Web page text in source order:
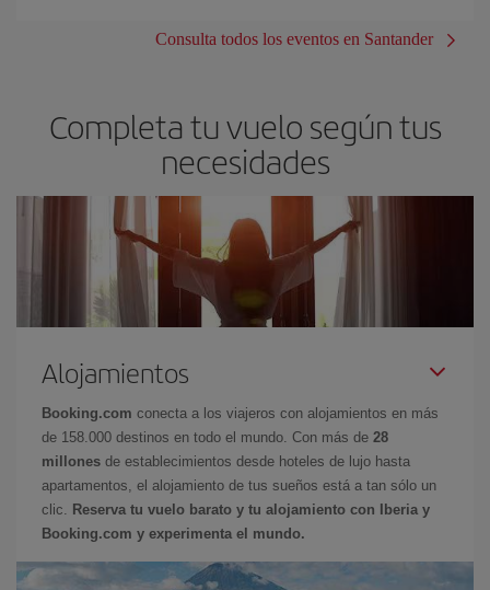
Consulta todos los eventos en Santander
Completa tu vuelo según tus
necesidades
Alojamientos
Booking.com conecta a los viajeros con alojamientos en más
de 158.000 destinos en todo el mundo. Con más de 28
millones de establecimientos desde hoteles de lujo hasta
apartamentos, el alojamiento de tus sueños está a tan sólo un
clic.
Reserva tu vuelo barato y tu alojamiento con Iberia y
Booking.com y experimenta el mundo.